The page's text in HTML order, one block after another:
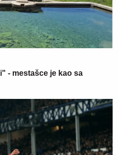
- mestašce je kao sa